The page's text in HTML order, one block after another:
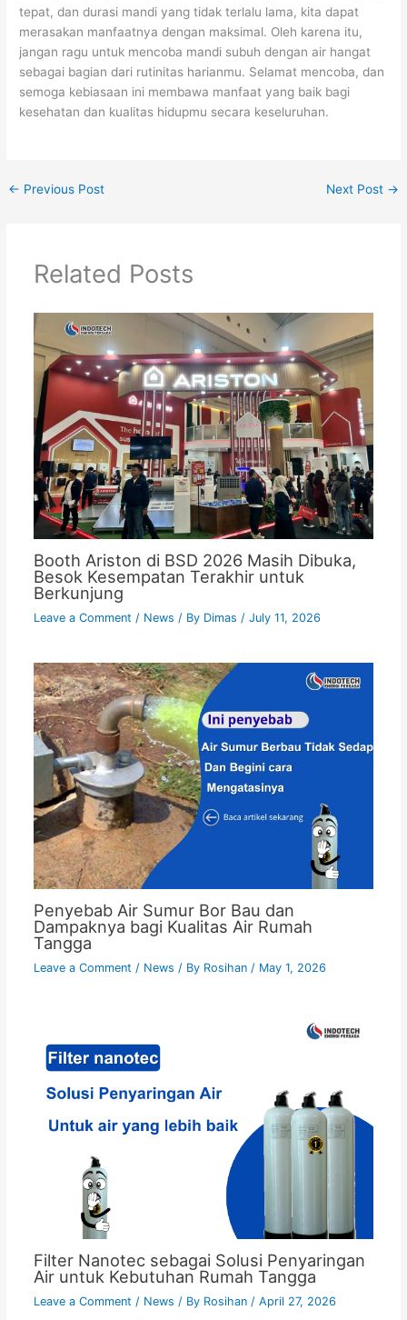
tepat, dan durasi mandi yang tidak terlalu lama, kita dapat
merasakan manfaatnya dengan maksimal. Oleh karena itu,
jangan ragu untuk mencoba mandi subuh dengan air hangat
sebagai bagian dari rutinitas harianmu. Selamat mencoba, dan
semoga kebiasaan ini membawa manfaat yang baik bagi
kesehatan dan kualitas hidupmu secara keseluruhan.
← Previous Post Next Post →
Related Posts
Booth Ariston di BSD 2026 Masih Dibuka,
Besok Kesempatan Terakhir untuk
Berkunjung
Leave a Comment / News / By Dimas / July 11, 2026
Penyebab Air Sumur Bor Bau dan
Dampaknya bagi Kualitas Air Rumah
Tangga
Leave a Comment / News / By Rosihan / May 1, 2026
Filter Nanotec sebagai Solusi Penyaringan
Air untuk Kebutuhan Rumah Tangga
Leave a Comment / News / By Rosihan / April 27, 2026